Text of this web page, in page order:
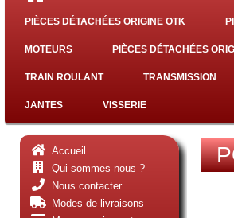
PIÈCES DÉTACHÉES ORIGINE OTK
MOTEURS PIÈCES DÉTACHÉES
TRAIN ROULANT TRANSMISSION
JANTES VISSERIE
Accueil
Qui sommes-nous ?
Nous contacter
Modes de livraisons